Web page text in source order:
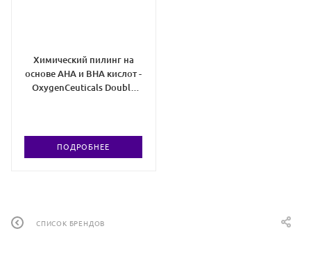
Химический пилинг на
основе AHA и BHA кислот -
OxygenCeuticals Double
ПОДРОБНЕЕ
СПИСОК БРЕНДОВ